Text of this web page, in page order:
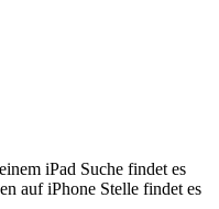
iPad Suche findet es
auf iPhone Stelle findet es